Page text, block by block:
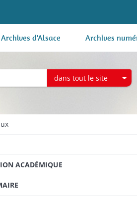
d'Alsace Archives
dans tout le site
ACADÉMIQUE